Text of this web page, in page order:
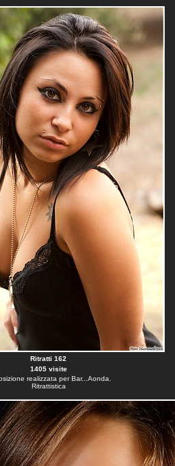
Ritratti 162
1405 visite
realizzata per Bar...Aonda.
Ritrattistica